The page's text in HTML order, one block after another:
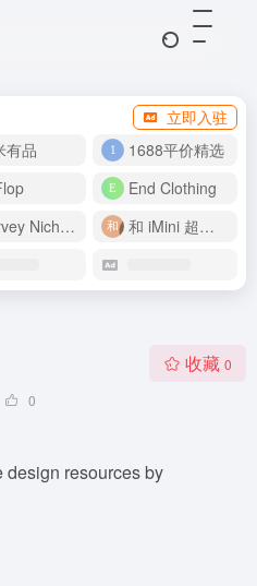
立即入驻
有品
1688平价精选
End Clothing
Harvey Nichols
和 iMini 超级智能体一起构建伟大作品
0
收藏 0
design resources by